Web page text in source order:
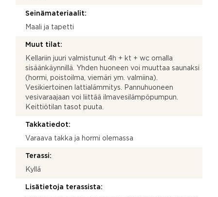
Seinämateriaalit:
Maali ja tapetti
Muut tilat:
Kellariin juuri valmistunut 4h + kt + wc omalla
sisäänkäynnillä. Yhden huoneen voi muuttaa saunaksi
(hormi, poistoilma, viemäri ym. valmiina).
Vesikiertoinen lattialämmitys. Pannuhuoneen
vesivaraajaan voi liittää ilmavesilämpöpumpun.
Keittiötilan tasot puuta.
Takkatiedot:
Varaava takka ja hormi olemassa
Terassi:
Kyllä
Lisätietoja terassista: